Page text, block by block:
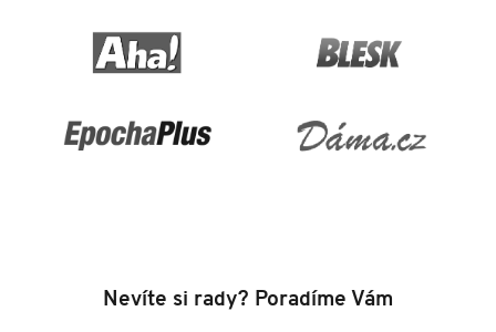
Nevíte si rady? Poradíme Vám